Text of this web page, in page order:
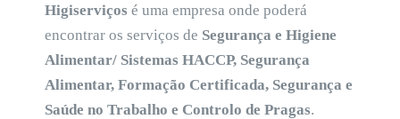
Higiserviços é uma empresa onde poderá
encontrar os serviços de Segurança e Higiene
Alimentar/ Sistemas HACCP, Segurança
Alimentar, Formação Certificada, Segurança e
Saúde no Trabalho e Controlo de Pragas.